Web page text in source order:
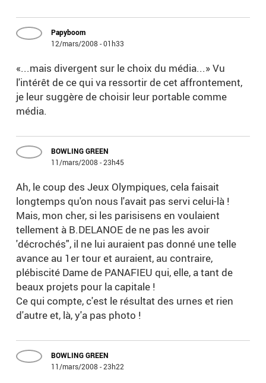
Papyboom
12/mars/2008 - 01h33
«...mais divergent sur le choix du média...» Vu
l'intérêt de ce qui va ressortir de cet affrontement,
je leur suggère de choisir leur portable comme
média.
BOWLING GREEN
11/mars/2008 - 23h45
Ah, le coup des Jeux Olympiques, cela faisait
longtemps qu'on nous l'avait pas servi celui-là !
Mais, mon cher, si les parisisens en voulaient
tellement à B.DELANOE de ne pas les avoir
'décrochés", il ne lui auraient pas donné une telle
avance au 1er tour et auraient, au contraire,
plébiscité Dame de PANAFIEU qui, elle, a tant de
beaux projets pour la capitale !
Ce qui compte, c'est le résultat des urnes et rien
d'autre et, là, y'a pas photo !
BOWLING GREEN
11/mars/2008 - 23h22